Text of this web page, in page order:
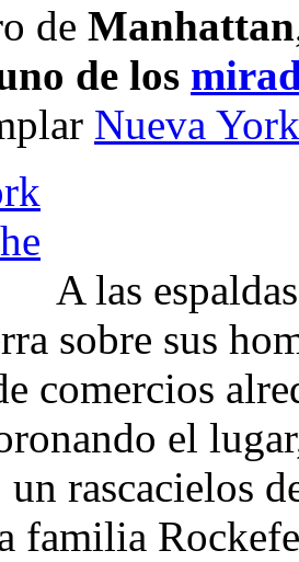
de Manhattan
de los
Nueva York
A las
sobre sus
comercios
el
rascacielos
familia